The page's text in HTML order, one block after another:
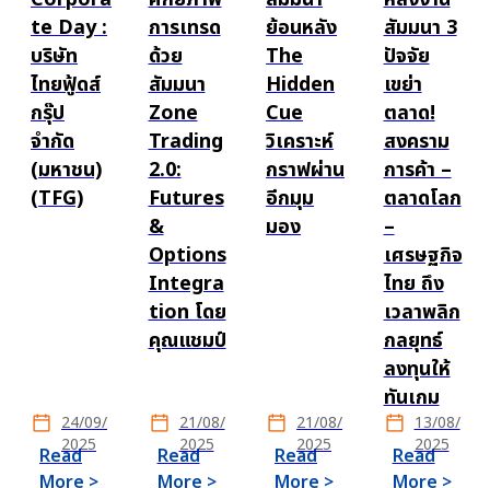
te Day :
บริษัท
ไทยฟู้ดส์
กรุ๊ป
จำกัด
(มหาชน)
(TFG)
24/09/
2025
Read
More >
การเทรด
ด้วย
สัมมนา
Zone
Trading
2.0:
Futures
&
Options
Integra
tion โดย
คุณแชมป์
21/08/
2025
Read
More >
ย้อนหลัง
The
Hidden
Cue
วิเคราะห์
กราฟผ่าน
อีกมุม
มอง
21/08/
2025
Read
More >
สัมมนา 3
ปัจจัย
เขย่า
ตลาด!
สงคราม
การค้า –
ตลาดโลก
–
เศรษฐกิจ
ไทย ถึง
เวลาพลิก
กลยุทธ์
ลงทุนให้
ทันเกม
13/08/
2025
Read
More >